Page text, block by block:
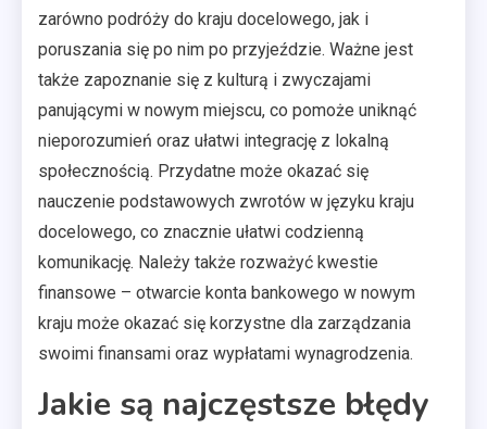
zarówno podróży do kraju docelowego, jak i
poruszania się po nim po przyjeździe. Ważne jest
także zapoznanie się z kulturą i zwyczajami
panującymi w nowym miejscu, co pomoże uniknąć
nieporozumień oraz ułatwi integrację z lokalną
społecznością. Przydatne może okazać się
nauczenie podstawowych zwrotów w języku kraju
docelowego, co znacznie ułatwi codzienną
komunikację. Należy także rozważyć kwestie
finansowe – otwarcie konta bankowego w nowym
kraju może okazać się korzystne dla zarządzania
swoimi finansami oraz wypłatami wynagrodzenia.
Jakie są najczęstsze błędy